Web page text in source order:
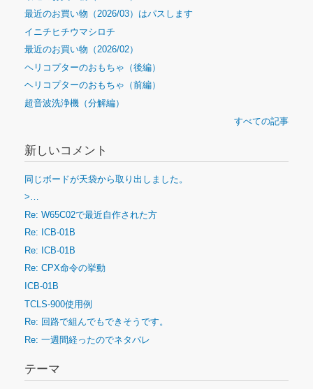
最近のお買い物（2026/03）はパスします
イニチヒチウマシロチ
最近のお買い物（2026/02）
ヘリコプターのおもちゃ（後編）
ヘリコプターのおもちゃ（前編）
超音波洗浄機（分解編）
すべての記事
新しいコメント
同じボードが天袋から取り出しました。
>…
Re: W65C02で最近自作された方
Re: ICB-01B
Re: ICB-01B
Re: CPX命令の挙動
ICB-01B
TCLS-900使用例
Re: 回路で組んでもできそうです。
Re: 一週間経ったのでネタバレ
テーマ